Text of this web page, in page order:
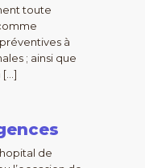
toute
à
; ainsi que
[…]
de